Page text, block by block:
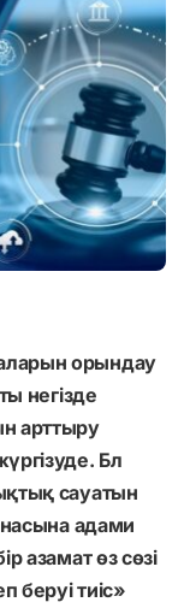
орындау
негізде
арттыру
Бл
сауатын
адами
азамат өз сөзі
беруі тиіс»